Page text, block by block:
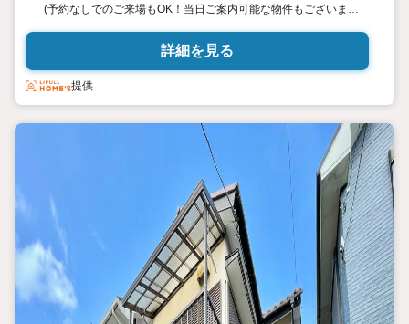
(予約なしでのご来場もOK！当日ご案内可能な物件もございま
社など、ご相談くださいませ。
詳細を見る
提供